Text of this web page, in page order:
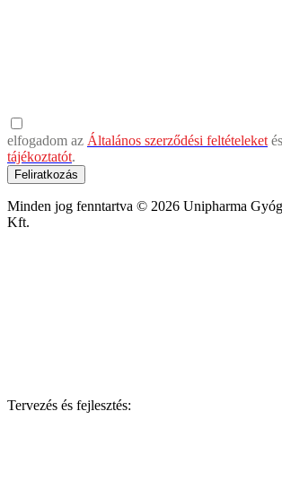
elfogadom az Általános szerződési feltételeket
tájékoztatót.
Feliratkozás
Minden jog fenntartva © 2026 Unipharma
Kft.
Tervezés és fejlesztés: